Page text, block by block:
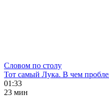
Словом по столу
Тот самый Лука. В чем
01:33
23 мин